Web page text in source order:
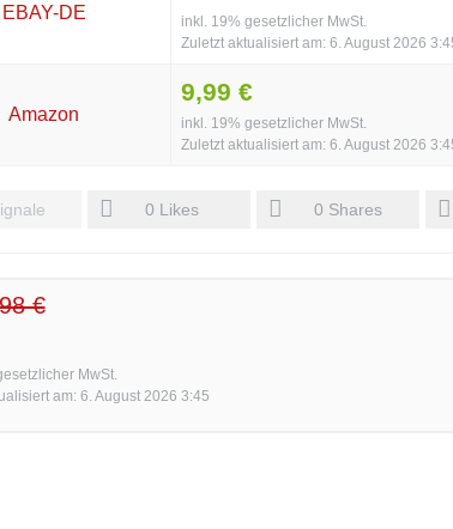
EBAY-DE
inkl. 19% gesetzlicher MwSt.
Zuletzt aktualisiert am: 6. August 2026
Amazon
9,99 €
inkl. 19% gesetzlicher MwSt.
Zuletzt aktualisiert am: 6. August 2026
0 Likes 0 Shares
€
MwSt.
am: 6. August 2026 3:45